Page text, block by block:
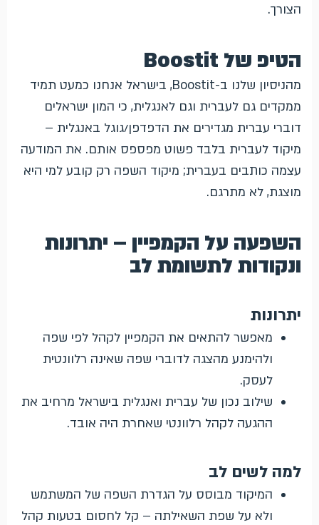
הצורך.
הטיפ של Boostit
מהניסיון שלנו ב-Boostit, בישראל אנחנו כמעט תמיד
ממקדים גם לעברית וגם לאנגלית, כי המון ישראלים
דוברי עברית מגדירים את הדפדפן/גוגל באנגלית –
מיקוד לעברית בלבד פשוט מפספס אותם. את המודעה
עצמה כותבים בעברית; מיקוד השפה רק קובע למי היא
מוצגת, לא מתרגם.
השפעה על הקמפיין – יתרונות
ונקודות לתשומת לב
יתרונות
מאפשר להתאים את הקמפיין לקהל לפי שפה
ולהימנע מהצגה לדוברי שפה שאינה רלוונטית
לעסק.
שילוב נכון של עברית ואנגלית בישראל מרחיב את
ההגעה לקהל רלוונטי שאחרת היה אובד.
למה לשים לב
המיקוד מבוסס על הגדרת השפה של המשתמש
ולא על שפת השאילתה – קל לחסום בטעות קהל